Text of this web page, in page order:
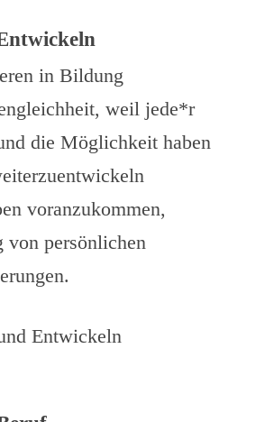
in Bildung
weil jede*r
die Möglichkeit haben
voranzukommen,
von persönlichen
Entwickeln